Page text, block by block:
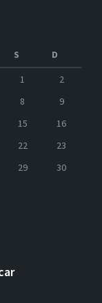
S
D
1
2
8
9
15
16
22
23
29
30